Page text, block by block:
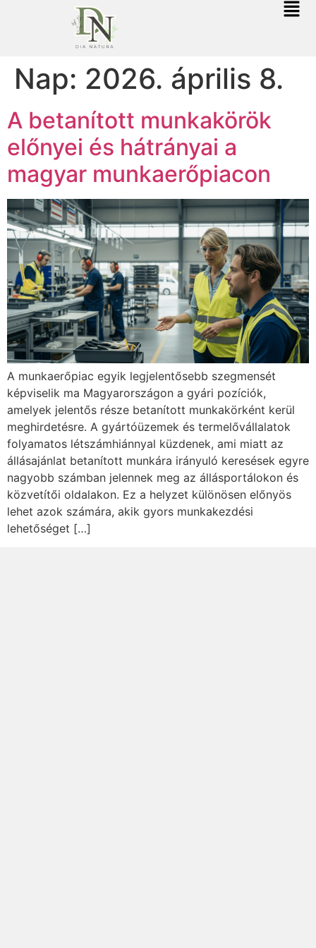
Nap: 2026. április 8.
A betanított munkakörök
előnyei és hátrányai a
magyar munkaerőpiacon
A munkaerőpiac egyik legjelentősebb szegmensét
képviselik ma Magyarországon a gyári pozíciók,
amelyek jelentős része betanított munkakörként kerül
meghirdetésre. A gyártóüzemek és termelővállalatok
folyamatos létszámhiánnyal küzdenek, ami miatt az
állásajánlat betanított munkára irányuló keresések egyre
nagyobb számban jelennek meg az állásportálokon és
közvetítői oldalakon. Ez a helyzet különösen előnyös
lehet azok számára, akik gyors munkakezdési
lehetőséget […]